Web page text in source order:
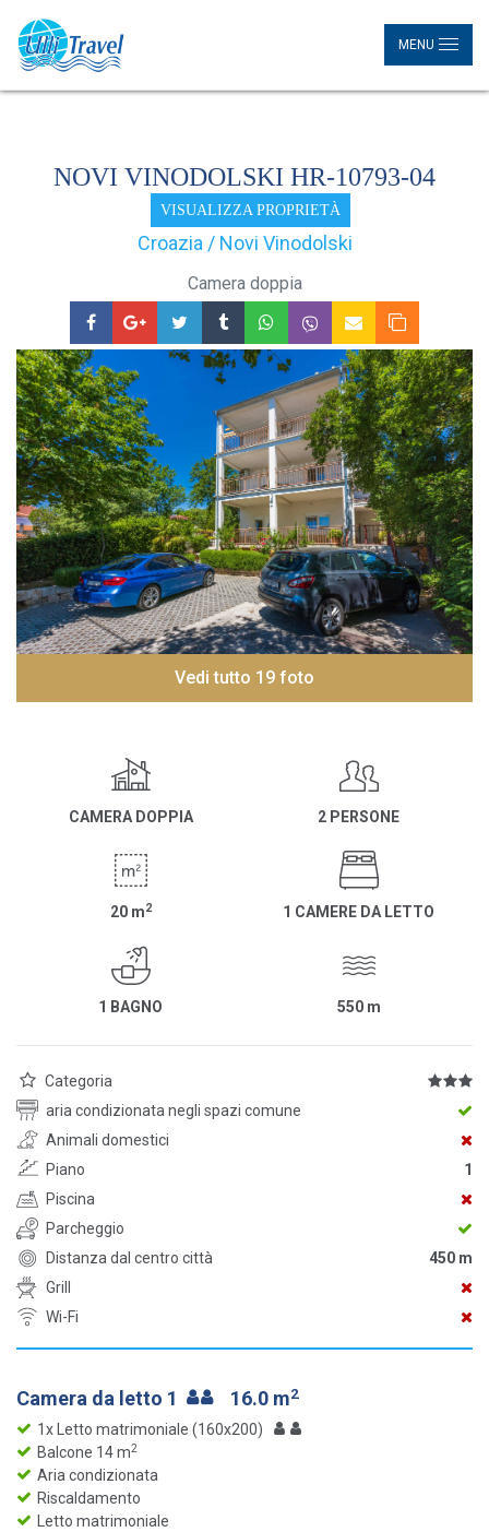
MENU
NOVI VINODOLSKI HR-10793-04
VISUALIZZA PROPRIETÀ
Croazia / Novi Vinodolski
Camera doppia
Vedi tutto 19 foto
CAMERA DOPPIA 2 PERSONE
20 m2 1 CAMERE DA LETTO
1 BAGNO 550 m
Categoria
aria condizionata negli spazi comune
Animali domestici
Piano
1
Piscina
Parcheggio
Distanza dal centro città
450 m
Grill
Wi-Fi
Camera da letto 1 16.0 m2
1x Letto matrimoniale (160x200)
Balcone 14 m2
Aria condizionata
Riscaldamento
Letto matrimoniale